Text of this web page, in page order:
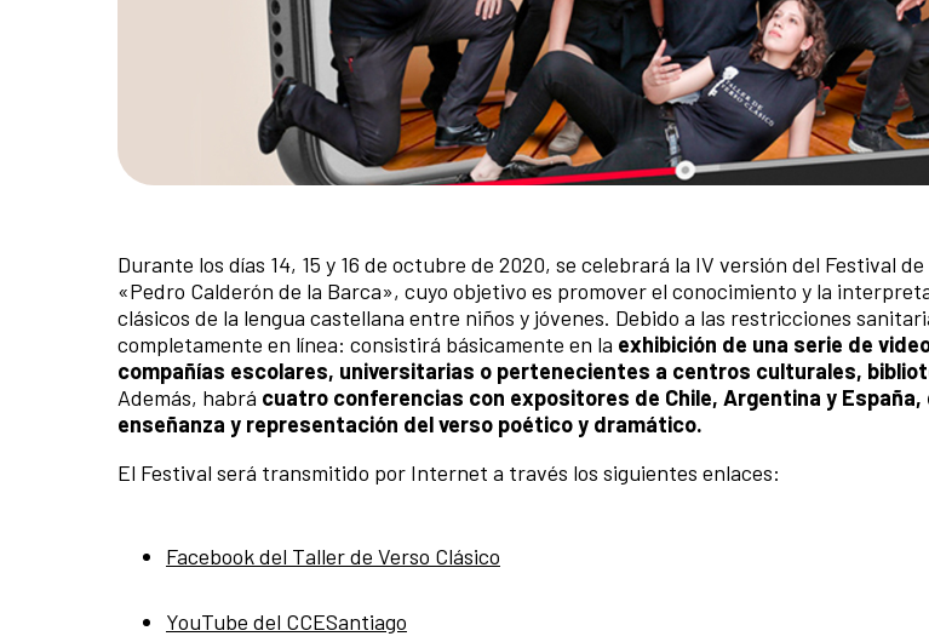
Durante los días 14, 15 y 16 de octubre de 2020, se celebrará la IV versión del Festival
«Pedro Calderón de la Barca», cuyo objetivo es promover el conocimiento y la
clásicos de la lengua castellana entre niños y jóvenes. Debido a las restricciones
completamente en línea: consistirá básicamente en la exhibición de una serie de
compañías escolares, universitarias o pertenecientes a centros culturales,
Además, habrá cuatro conferencias con expositores de Chile, Argentina y
enseñanza y representación del verso poético y dramático.
El Festival será transmitido por Internet a través los siguientes enlaces:
Facebook del Taller de Verso Clásico
YouTube del CCESantiago